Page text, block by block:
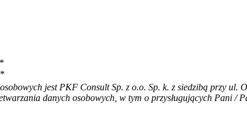
jest PKF Consult Sp. z o.o. Sp. k. z siedzibą przy
danych osobowych, w tym o przysługujących Pani